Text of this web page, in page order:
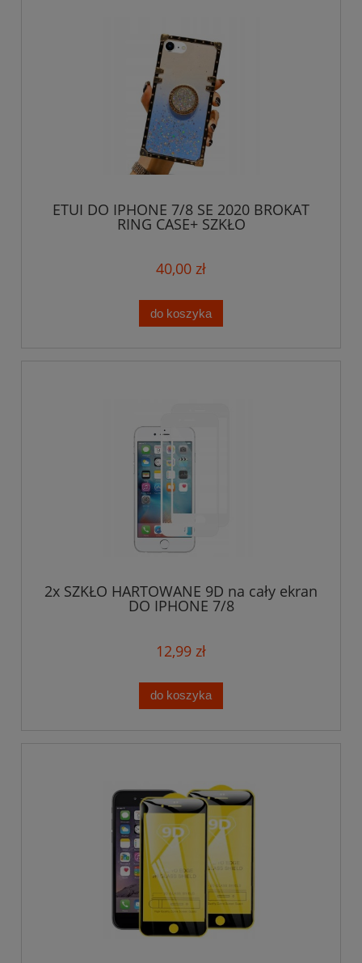
ETUI DO IPHONE 7/8 SE 2020 BROKAT
RING CASE+ SZKŁO
40,00 zł
do koszyka
2x SZKŁO HARTOWANE 9D na cały ekran
DO IPHONE 7/8
12,99 zł
do koszyka